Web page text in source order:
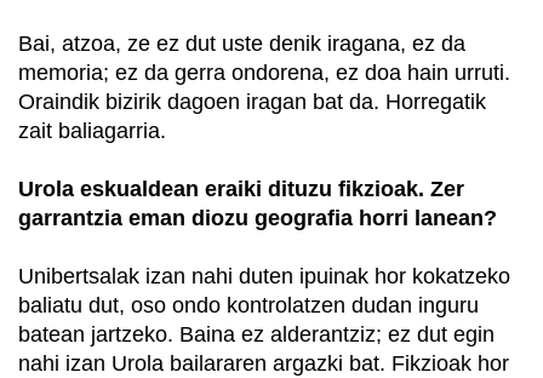
Bai, atzoa, ze ez dut uste denik iragana, ez da
memoria; ez da gerra ondorena, ez doa hain urruti.
Oraindik bizirik dagoen iragan bat da. Horregatik
zait baliagarria.
Urola eskualdean eraiki dituzu fikzioak. Zer
garrantzia eman diozu geografia horri lanean?
Unibertsalak izan nahi duten ipuinak hor kokatzeko
baliatu dut, oso ondo kontrolatzen dudan inguru
batean jartzeko. Baina ez alderantziz; ez dut egin
nahi izan Urola bailararen argazki bat. Fikzioak hor